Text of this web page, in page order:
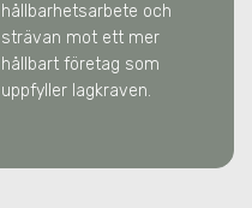
hållbarhetsarbete och
strävan mot ett mer
hållbart företag som
uppfyller lagkraven.